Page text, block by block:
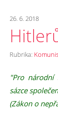
26. 6. 2018
Rubrika:
"Pro národní
sázce
(Zákon o